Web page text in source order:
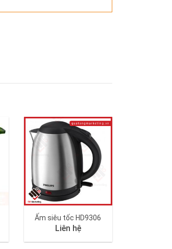
Ấm siêu tốc HD9306
Liên hệ